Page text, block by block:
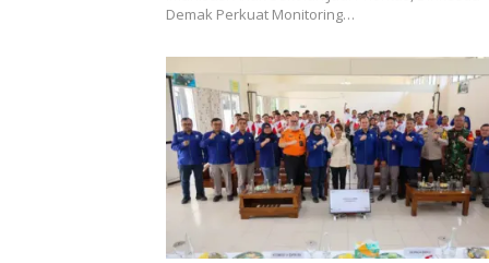
Demak Perkuat Monitoring…